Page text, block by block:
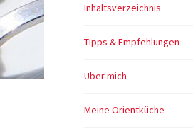
Inhaltsverzeichnis
Tipps & Empfehlungen
Über mich
Meine Orientküche